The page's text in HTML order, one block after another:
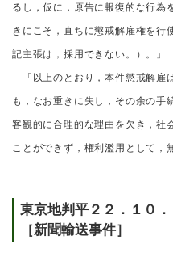
るし，仮に，原告に報復的な行為
きにこそ，直ちに懲戒解雇権を行
記主張は，採用できない。）。」
「以上のとおり，本件懲戒解
も，なお重きに失し，その余の手
客観的に合理的な理由を欠き，社
ことができず，権利濫用として，
東京地判平２２．１０
［新聞輸送事件］